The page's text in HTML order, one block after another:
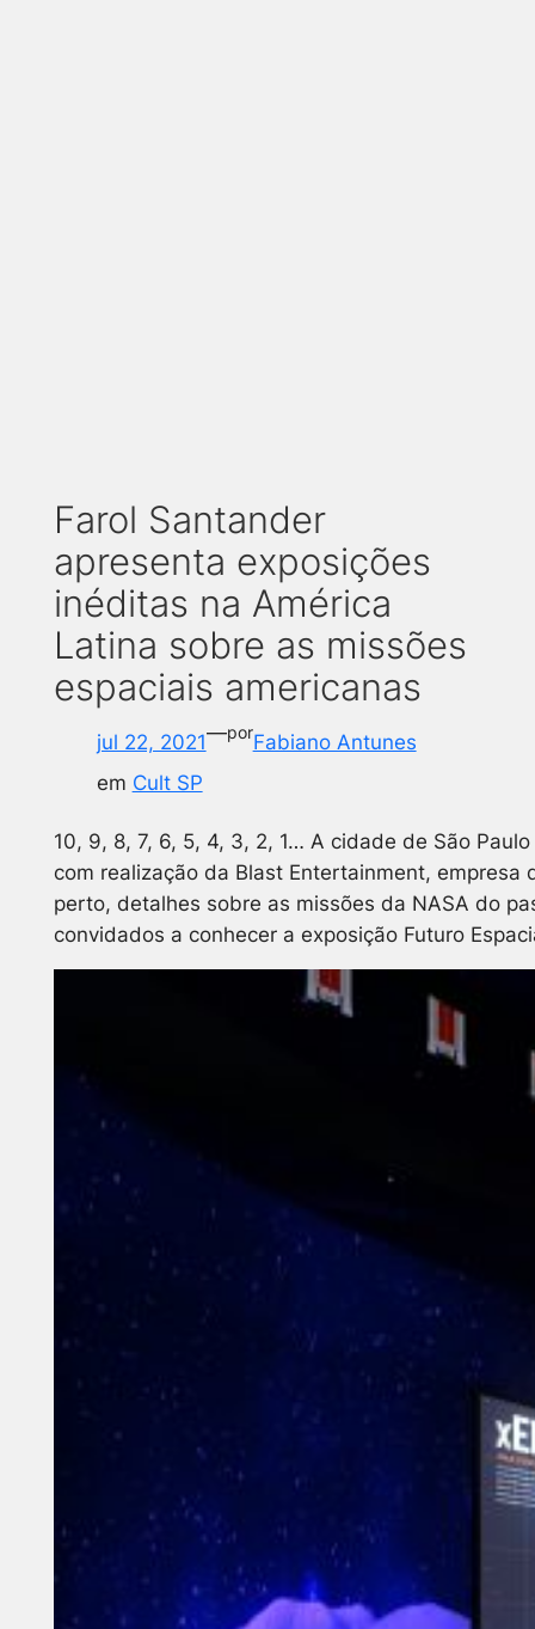
Farol Santander
apresenta exposições
inéditas na América
Latina sobre as missões
espaciais americanas
jul 22, 2021—porFabiano Antunes
em Cult SP
10, 9, 8, 7, 6, 5, 4, 3, 2, 1… A cidade de São
com realização da Blast Entertainment,
perto, detalhes sobre as missões da NASA do
convidados a conhecer a exposição Futuro